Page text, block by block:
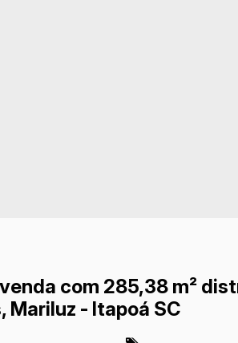
com 285,38 m²
Mariluz - Itapoá SC